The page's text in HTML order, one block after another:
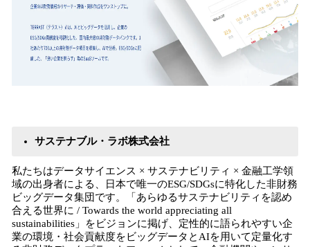
サステナブル・ラボ株式会社
私たちはデータサイエンス × サステナビリティ × 金融工学領
域の出身者による、日本で唯一のESG/SDGsに特化した非財務
ビッグデータ集団です。「あらゆるサステナビリティを認め
合える世界に / Towards the world appreciating all
sustainabilities」をビジョンに掲げ、定性的に語られやすい企
業の環境・社会貢献度をビッグデータとAIを用いて定量化す